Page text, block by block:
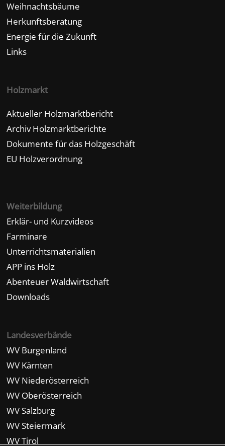
Weihnachtsbäume
Herkunftsberatung
Energie für die Zukunft
Links
Holzmarkt
Aktueller Holzmarktbericht
Archiv Holzmarktberichte
Dokumente für das Holzgeschäft
EU Holzverordnung
Weiterbildung
Erklär- und Kurzvideos
Farminare
Unterrichtsmaterialien
APP ins Holz
Abenteuer Waldwirtschaft
Downloads
Landesverbände
WV Burgenland
WV Kärnten
WV Niederösterreich
WV Oberösterreich
WV Salzburg
WV Steiermark
WV Tirol